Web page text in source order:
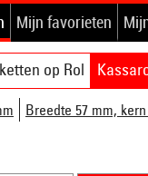
Mijn favorieten
op Rol
Breedte 57 mm,